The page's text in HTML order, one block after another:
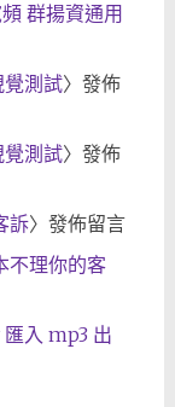
群揚資通用
測試〉發佈
測試〉發佈
訴〉發佈留言
不理你的客
入 mp3 出